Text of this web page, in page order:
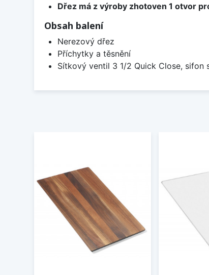
Dřez má z výroby zhotoven 1 otvor
Obsah balení
Nerezový dřez
Příchytky a těsnění
Sítkový ventil 3 1/2 Quick Close, sifon